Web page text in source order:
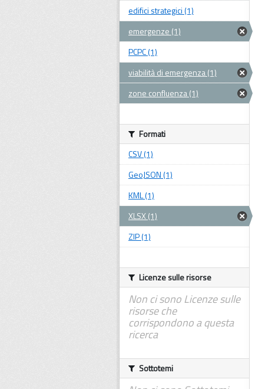
edifici strategici (1)
emergenze (1)
PCPC (1)
viabilità di emergenza (1)
zone confluenza (1)
Formati
CSV (1)
GeoJSON (1)
KML (1)
XLSX (1)
ZIP (1)
Licenze sulle risorse
Non ci sono Licenze sulle
risorse che
corrispondono a questa
ricerca
Sottotemi